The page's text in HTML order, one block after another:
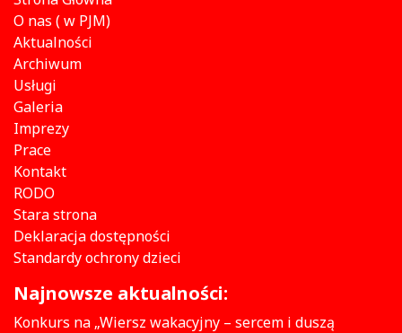
O nas ( w PJM)
Aktualności
Archiwum
Usługi
Galeria
Imprezy
Prace
Kontakt
RODO
Stara strona
Deklaracja dostępności
Standardy ochrony dzieci
Najnowsze aktualności:
Konkurs na „Wiersz wakacyjny – sercem i duszą